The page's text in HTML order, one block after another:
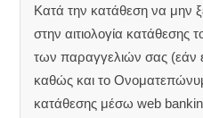
Κατά την κατάθεση να μην
στην αιτιολογία κατάθεσης
των παραγγελιών σας (εάν
καθώς και το
κατάθεσης μέσω web